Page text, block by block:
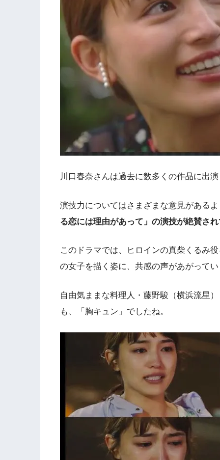
川口春奈さんは過去に数多くの作品に出
演技力についてはさまざまな意見がある
る恋には理由があって」の演技が絶賛さ
このドラマでは、ヒロインの真柴くるみ
の女子を描く姿に、共感の声があがって
自由気ままな料理人・藤野駿（横浜流星
も、「胸キュン」でしたね。